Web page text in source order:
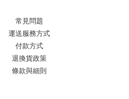
常見問題
運送服務方式
付款方式
退換貨政策
條款與細則